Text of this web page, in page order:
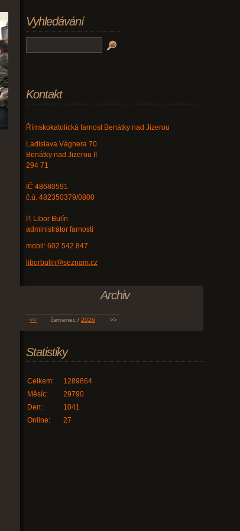
Vyhledávání
Kontakt
Římskokatolická farnost Benátky nad Jizerou
Ladislava Vágnera 70
Benátky nad Jizerou II
294 71
IČ 48680591
č.ú. 482350379/0800
P. Libor Bulín
administrátor farnosti
mobil: 602 542 847
liborbulin@seznam.cz
Archiv
<< červenec / 2026 >>
Statistiky
Online: 27
Celkem:
1289864
Měsíc:
29790
Den:
1041